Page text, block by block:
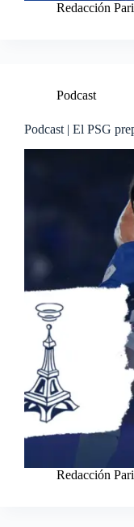
Redacción
Podcast
Podcast | El PSG
Redacción